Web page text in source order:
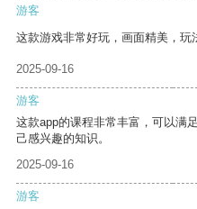
游客
这款游戏非常好玩，画面精美，玩
2025-09-16
游客
这款app的课程非常丰富，可以满
己感兴趣的知识。
2025-09-16
游客